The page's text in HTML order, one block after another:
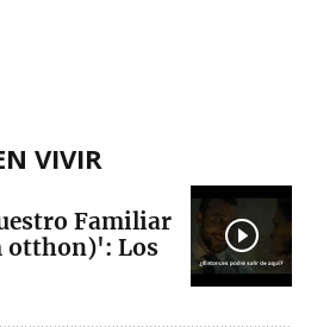
VIVIR
Familiar
otthon)': Los